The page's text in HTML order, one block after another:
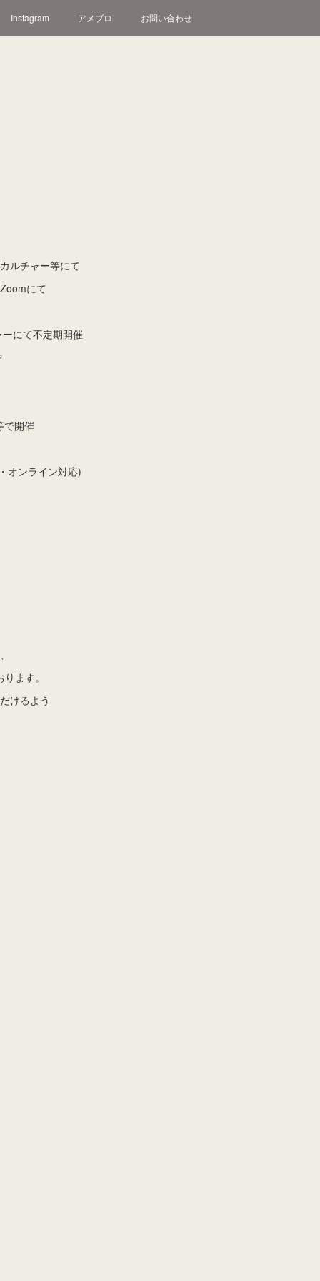
Instagram アメブロ お問い合わせ
ルチャー等にて
にて
不定期開催
催
オンライン対応)
ます。
けるよう